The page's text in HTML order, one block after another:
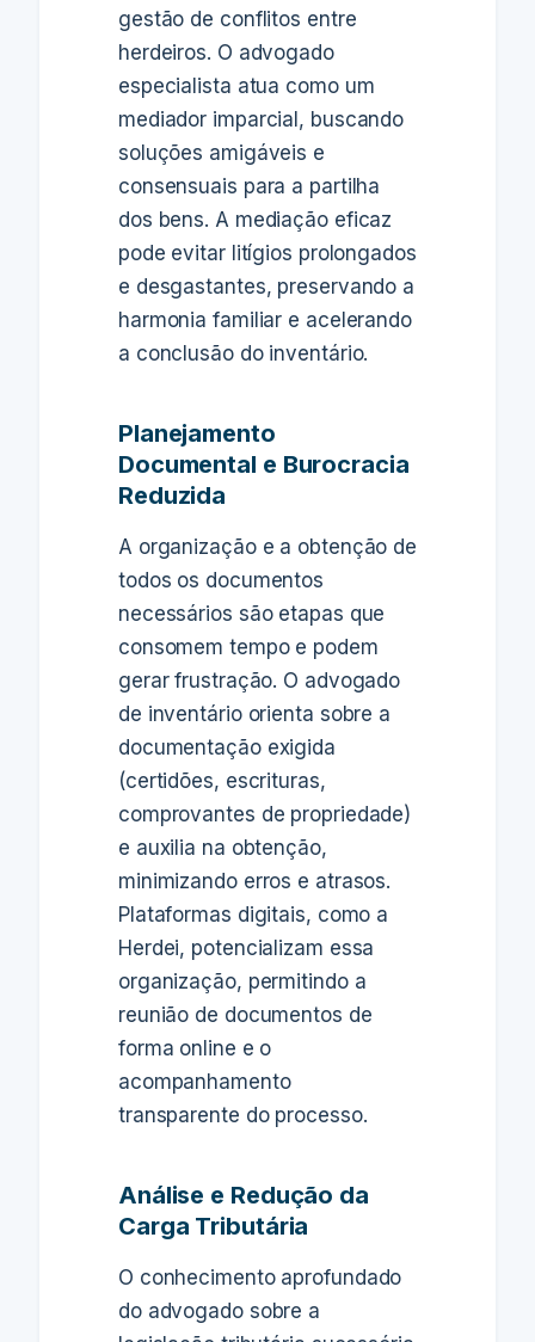
gestão de conflitos entre
herdeiros. O advogado
especialista atua como um
mediador imparcial, buscando
soluções amigáveis e
consensuais para a partilha
dos bens. A mediação eficaz
pode evitar litígios prolongados
e desgastantes, preservando a
harmonia familiar e acelerando
a conclusão do inventário.
Planejamento
Documental e Burocracia
Reduzida
A organização e a obtenção de
todos os documentos
necessários são etapas que
consomem tempo e podem
gerar frustração. O advogado
de inventário orienta sobre a
documentação exigida
(certidões, escrituras,
comprovantes de propriedade)
e auxilia na obtenção,
minimizando erros e atrasos.
Plataformas digitais, como a
Herdei, potencializam essa
organização, permitindo a
reunião de documentos de
forma online e o
acompanhamento
transparente do processo.
Análise e Redução da
Carga Tributária
O conhecimento aprofundado
do advogado sobre a